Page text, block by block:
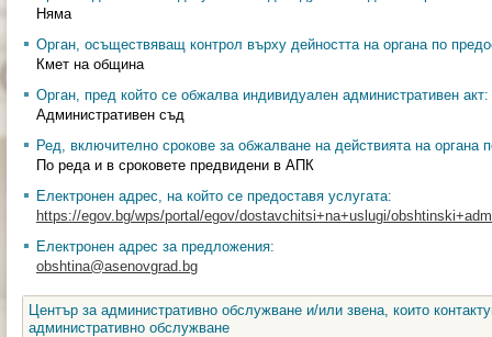
Няма
Орган, осъществяващ контрол върху дейността на органа по
Кмет на община
Орган, пред който се обжалва индивидуален административен акт:
Административен съд
Ред, включително срокове за обжалване на действията на органа
По реда и в сроковете предвидени в АПК
Електронен адрес, на който се предоставя услугата:
https://egov.bg/wps/portal/egov/dostavchitsi+na+uslugi/
Електронен адрес за предложения:
obshtina@asenovgrad.bg
Център за административно обслужване и/или звена, които
административно обслужване